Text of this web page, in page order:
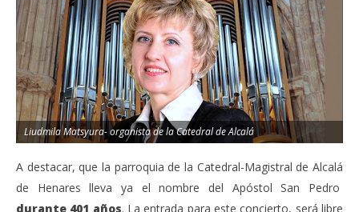
Sábado 27-Junio-2026, a las 20:30 H. Gran concierto
de órgano en la Catedral de Alcalá de Henares
junio
20,
2026
Admin
Liudmila Matsyura- organista de la Catedral de Alcalá
A destacar, que la parroquia de la Catedral-Magistral de Alcalá
de Henares lleva ya el nombre del Apóstol San Pedro
durante 401 años. La entrada para este concierto, será libre